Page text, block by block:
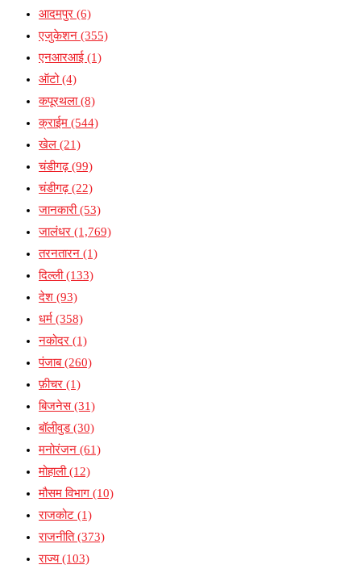
आदमपुर (6)
एजुकेशन (355)
एनआरआई (1)
ऑटो(4)
कपूरथला(8)
क्राईम (544)
खेल (21)
चंडीगढ़(99)
चंडीगढ़(22)
जानकारी(53)
जालंधर (1,769)
तरनतारन (1)
दिल्ली(133)
देश (93)
धर्म (358)
नकोदर (1)
पंजाब(260)
फ़ीचर (1)
बिजनेस(31)
बॉलीवुड(30)
मनोरंजन (61)
मोहाली(12)
मौसम विभाग (10)
राजकोट (1)
राजनीति(373)
राज्य(103)